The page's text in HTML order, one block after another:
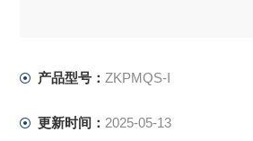
产品型号： ZKPMQS-I
更新时间： 2025-05-13